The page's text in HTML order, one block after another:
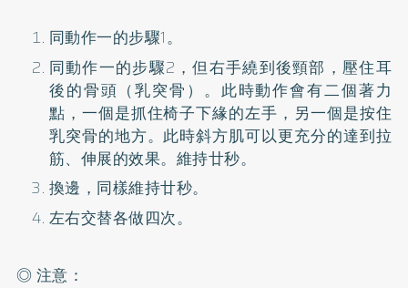
同動作一的步驟1。
同動作一的步驟2，但右手繞到後頸部，壓住耳
後的骨頭（乳突骨）。此時動作會有二個著力
點，一個是抓住椅子下緣的左手，另一個是按住
乳突骨的地方。此時斜方肌可以更充分的達到拉
筋、伸展的效果。維持廿秒。
換邊，同樣維持廿秒。
左右交替各做四次。
◎ 注意：